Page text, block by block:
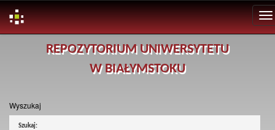
REPOZYTORIUM UNIWERSYTETU
W BIAŁYMSTOKU
Wyszukaj
Szukaj: